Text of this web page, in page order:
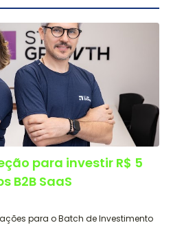
para investir R$ 5
B2B SaaS
para o Batch de Investimento